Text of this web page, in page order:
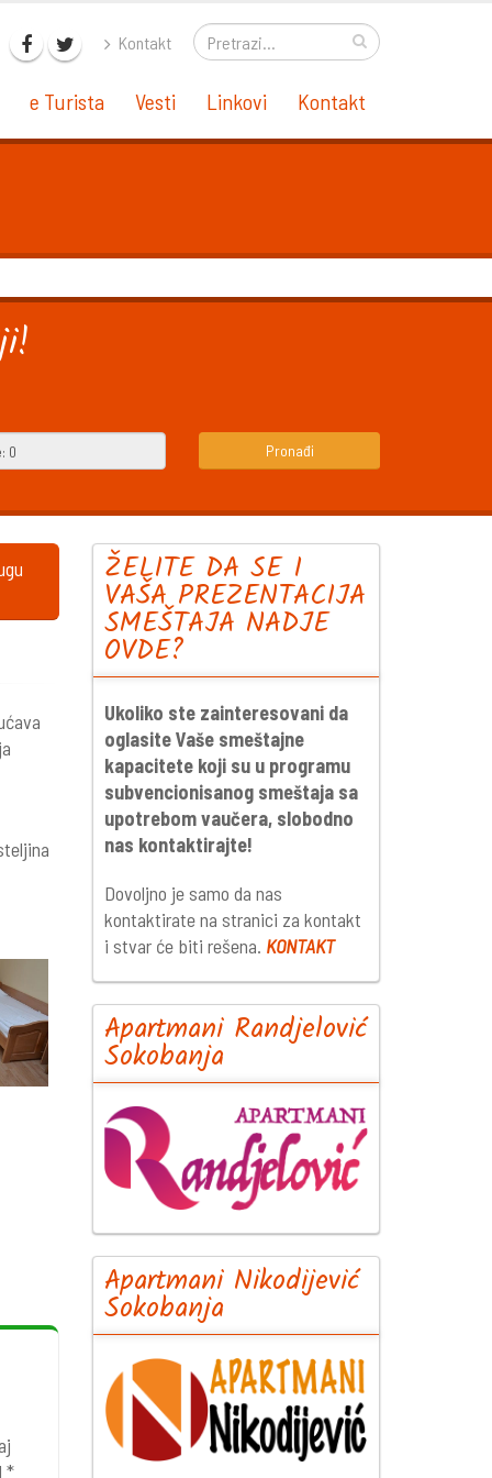
Kontakt
e Turista Vesti Linkovi Kontakt
Pronađi
*
ŽELITE DA SE I
VAŠA PREZENTACIJA
SMEŠTAJA NADJE
OVDE?
Ukoliko ste zainteresovani da
oglasite Vaše smeštajne
kapacitete koji su u programu
subvencionisanog smeštaja sa
upotrebom vaučera, slobodno
nas kontaktirajte!
Dovoljno je samo da nas
kontaktirate na stranici za kontakt
i stvar će biti rešena. KONTAKT
Apartmani Randjelović
Sokobanja
Apartmani Nikodijević
Sokobanja